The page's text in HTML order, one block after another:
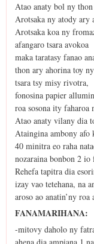
Atao anaty bol ny
Arotsaka ny atody ary
Arotsaka koa ny
afangaro tsara avokoa
maka taratasy fanao
thon ary ahorina toy
tsara tsy misy rivotra,
fonosina papier
roa sosona ity faharoa
Atao anaty vilany dia
Ataingina ambony afo
40 minitra eo raha
nozaraina bonbon 2
Rehefa tapitra dia
izay vao tetehana, na
aroso ao anatin’ny roa
FANAMARIHANA:
-mitovy daholo ny